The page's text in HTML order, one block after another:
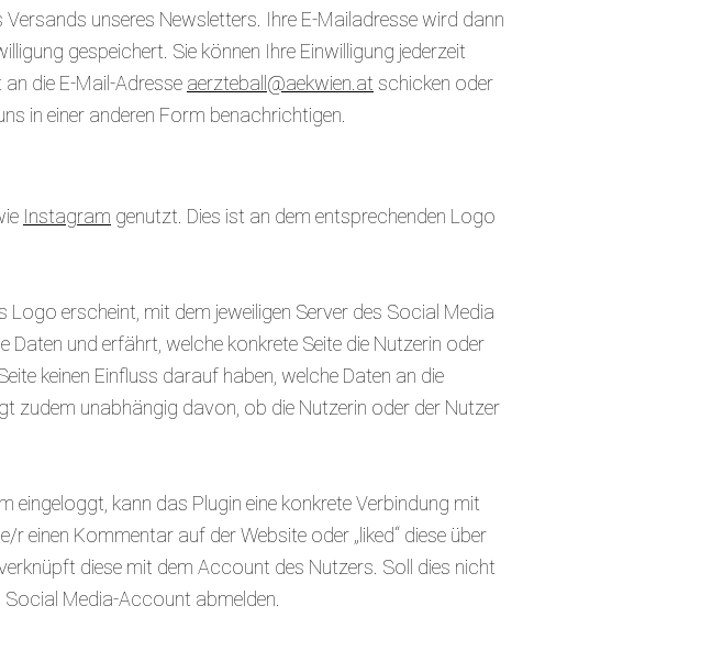
unseres Newsletters. Ihre E-Mailadresse wird dann
gespeichert. Sie können Ihre Einwilligung jederzeit
die E-Mail-Adresse aerzteball@aekwien.at schicken oder
in einer anderen Form benachrichtigen.
Instagram genutzt. Dies ist an dem entsprechenden Logo
erscheint, mit dem jeweiligen Server des Social Media
und erfährt, welche konkrete Seite die Nutzerin oder
keinen Einfluss darauf haben, welche Daten an die
zudem unabhängig davon, ob die Nutzerin oder der Nutzer
kann das Plugin eine konkrete Verbindung mit
einen Kommentar auf der Website oder „liked“ diese über
diese mit dem Account des Nutzers. Soll dies nicht
Media-Account abmelden.